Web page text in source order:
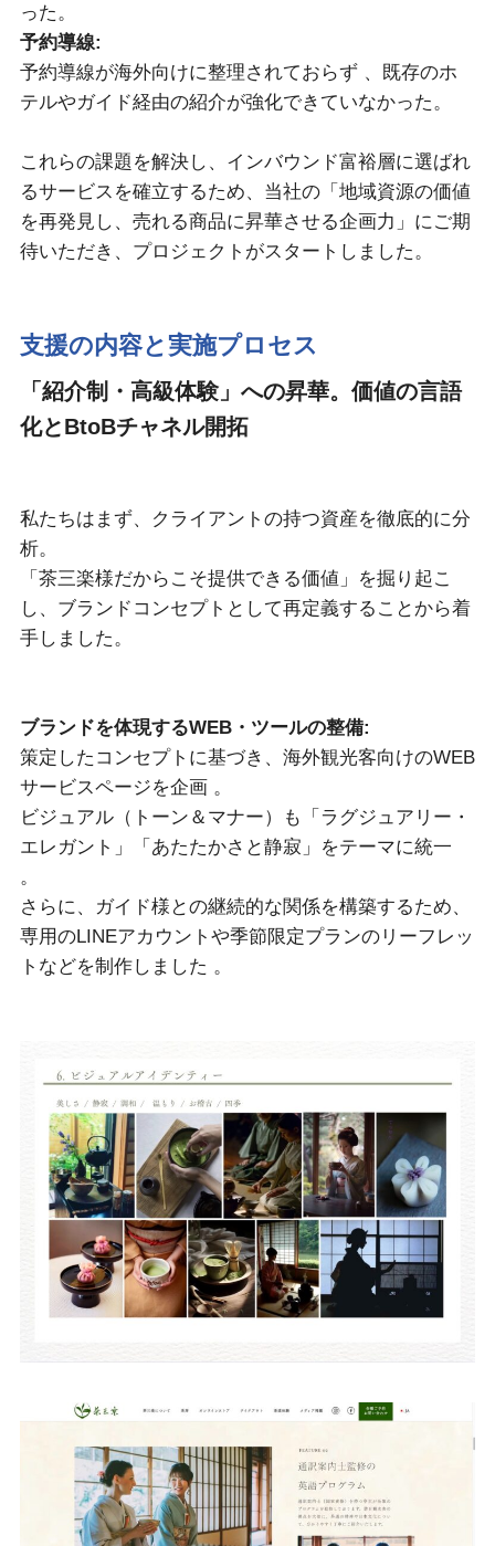
った。
予約導線:
予約導線が海外向けに整理されておらず 、既存のホ
テルやガイド経由の紹介が強化できていなかった。
これらの課題を解決し、インバウンド富裕層に選ばれ
るサービスを確立するため、当社の「地域資源の価値
を再発見し、売れる商品に昇華させる企画力」にご期
待いただき、プロジェクトがスタートしました。
支援の内容と実施プロセス
「紹介制・高級体験」への昇華。価値の言語
化とBtoBチャネル開拓
私たちはまず、クライアントの持つ資産を徹底的に分
析。
「茶三楽様だからこそ提供できる価値」を掘り起こ
し、ブランドコンセプトとして再定義することから着
手しました。
ブランドを体現するWEB・ツールの整備:
策定したコンセプトに基づき、海外観光客向けのWEB
サービスページを企画 。
ビジュアル（トーン＆マナー）も「ラグジュアリー・
エレガント」「あたたかさと静寂」をテーマに統一
。
さらに、ガイド様との継続的な関係を構築するため、
専用のLINEアカウントや季節限定プランのリーフレッ
トなどを制作しました 。